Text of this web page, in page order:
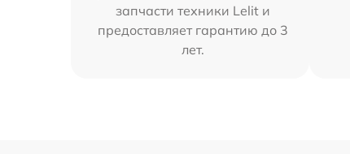
запчасти техники Lelit и
предоставляет гарантию до 3
лет.